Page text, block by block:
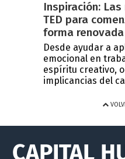
Inspiración:
TED para
forma renovada
Desde ayudar a
emocional en
espíritu creativo,
implicancias del